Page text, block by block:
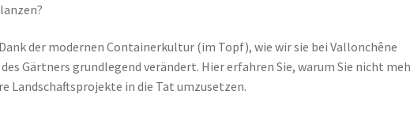
der modernen Containerkultur (im Topf), wie wir sie bei Vallonchêne
Gärtners grundlegend verändert. Hier erfahren Sie, warum Sie nicht
Landschaftsprojekte in die Tat umzusetzen.